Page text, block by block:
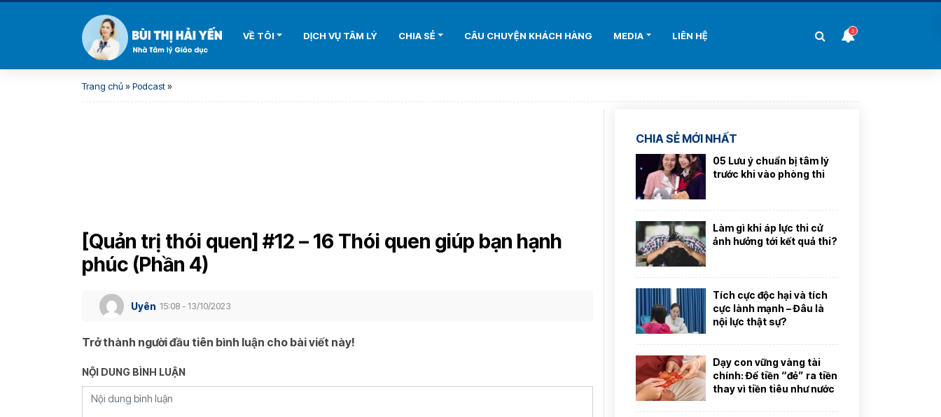
3
VỀ TÔI DỊCH VỤ TÂM LÝ CHIA SẺ CÂU CHUYỆN KHÁCH HÀNG MEDIA LIÊN HỆ
Trang chủ» Podcast»
[Quản trị thói quen] #12 – 16 Thói quen giúp bạn hạnh
phúc (Phần 4)
Uyên 15:08 - 13/10/2023
Trở thành người đầu tiên bình luận cho bài viết này!
NỘI DUNG BÌNH LUẬN
CHIA SẺ MỚI NHẤT
05 Lưu ý chuẩn bị tâm lý
trước khi vào phòng thi
Làm gì khi áp lực thi cử
ảnh hưởng tới kết quả thi?
Tích cực độc hại và tích
cực lành mạnh – Đâu là
nội lực thật sự?
Dạy con vững vàng tài
chính: Để tiền “đẻ” ra tiền
thay vì tiền tiêu như nước